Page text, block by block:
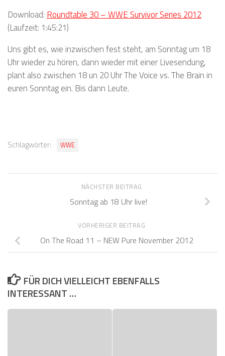
Download: Roundtable 30 – WWE Survivor Series 2012
(Laufzeit: 1:45:21)
Uns gibt es, wie inzwischen fest steht, am Sonntag um 18
Uhr wieder zu hören, dann wieder mit einer Livesendung,
plant also zwischen 18 un 20 Uhr The Voice vs. The Brain in
euren Sonntag ein. Bis dann Leute.
Schlagwörter: WWE
NÄCHSTER BEITRAG
Sonntag ab 18 Uhr live!
VORHERIGER BEITRAG
On The Road 11 – NEW Pure November 2012
FÜR DICH VIELLEICHT EBENFALLS
INTERESSANT …